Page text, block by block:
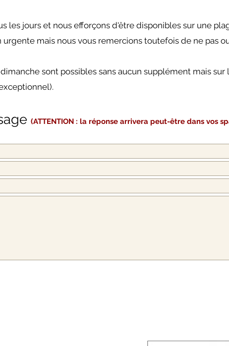
les jours et nous efforçons d'être disponibles sur une
mais nous vous remercions toutefois de ne pas
sont possibles sans aucun supplément mais sur
(ATTENTION : la réponse arrivera peut-être dans vos s